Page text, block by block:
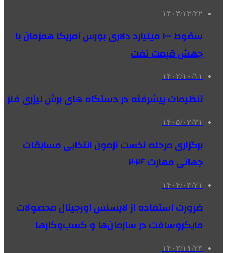
۱۴۰۳/۱۲/۲۲
سقوط ۱۰۰۰ میلیارد دلاری بورس آمریکا همزمان با
جهش قیمت نفت
۱۴۰۲/۱۰/۱۱
تنظیمات پیشرفته در دستگاه های برش لیزری فلز
۱۴۰۵/۰۲/۳۱
برگزاری مرحله نخست آزمون انتخابی مسابقات
جهانی مهارت ۲۰۲۶
۱۴۰۴/۰۳/۲۱
ضرورت استفاده از لایسنس اورجینال محصولات
مایکروسافت در سازمان‌ها و کسب‌وکارها
۱۴۰۳/۱۱/۲۳